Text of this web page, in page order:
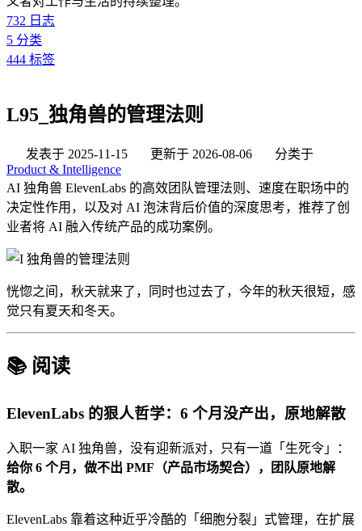
732 日志
5 分类
444 标签
L95_独角兽的管理法则
发表于 2025-11-15 更新于 2026-08-06
分类于
Product & Intelligence
AI 独角兽 ElevenLabs 的高效团队管理法则、速度在职场中的
决定性作用，以及对 AI 泡沫背后价值的深度思考，推荐了创
业者将 AI 融入传统产品的成功案例。
恍惚之间，秋天就来了，同时也过去了，今年的秋天很短，感
觉只有夏天和冬天。
📚 阅读
ElevenLabs 的狠人哲学：6 个月没产出，原地解散
入职一家 AI 独角兽，没有迎新派对，只有一道「生死令」：
给你 6 个月，做不出 PMF（产品市场契合），团队原地解
散。
ElevenLabs 靠着这种近乎冷酷的「细胞分裂」式管理，在扩展